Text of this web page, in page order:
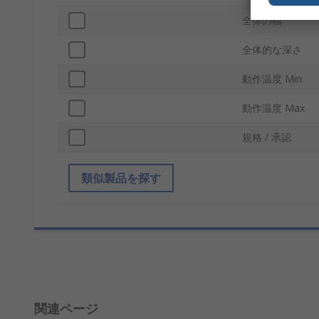
全体の幅
全体的な深さ
動作温度 Min
動作温度 Max
規格 / 承認
類似製品を探す
関連ページ